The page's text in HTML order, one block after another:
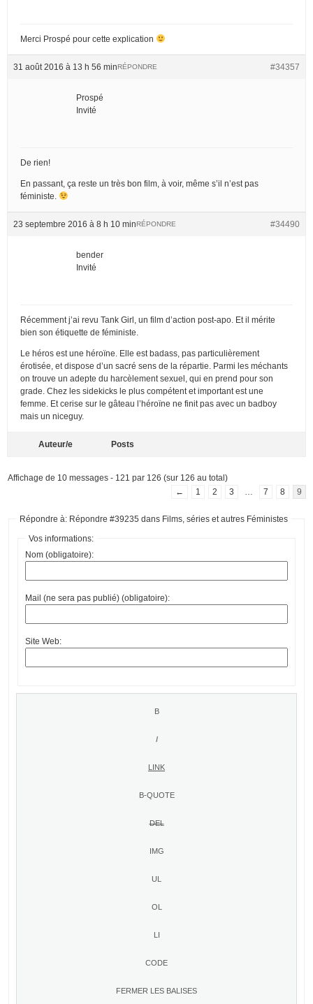
Merci Prospé pour cette explication
31 août 2016 à 13 h 56 min #34357
RÉPONDRE
Prospé
Invité
De rien!
En passant, ça reste un très bon film, à voir, même s’il n’est pas
féministe.
23 septembre 2016 à 8 h 10 min #34490
RÉPONDRE
bender
Invité
Récemment j’ai revu Tank Girl, un film d’action post-apo. Et il mérite
bien son étiquette de féministe.
Le héros est une héroïne. Elle est badass, pas particulièrement
érotisée, et dispose d’un sacré sens de la répartie. Parmi les méchants
on trouve un adepte du harcèlement sexuel, qui en prend pour son
grade. Chez les sidekicks le plus compétent et important est une
femme. Et cerise sur le gâteau l’héroïne ne finit pas avec un badboy
mais un niceguy.
Auteur/e Posts
Affichage de 10 messages - 121 par 126 (sur 126 au total)
←
1 2 3 7 8 9
Répondre à: Répondre #39235 dans Films, séries et autres Féministes
Vos informations:
Nom (obligatoire):
Mail (ne sera pas publié) (obligatoire):
Site Web: